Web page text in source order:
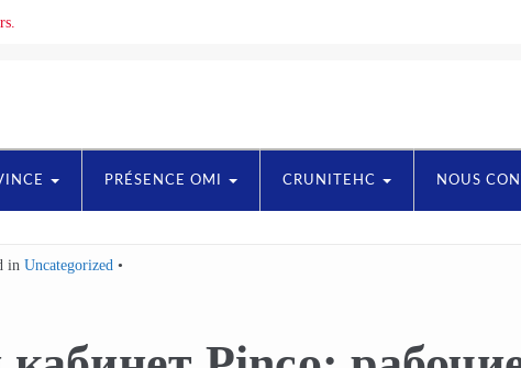
PRÉSENCE OMI CRUNITEHC NOUS
in Uncategorized